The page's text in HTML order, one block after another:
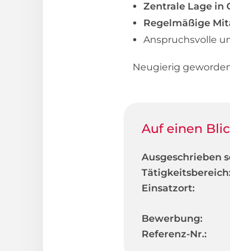
Zentrale Lage in
Regelmäßige
Anspruchsvolle
Neugierig
Auf einen
Ausgeschrieben
Einsatzort:
Bewerbung:
Referenz-Nr.: